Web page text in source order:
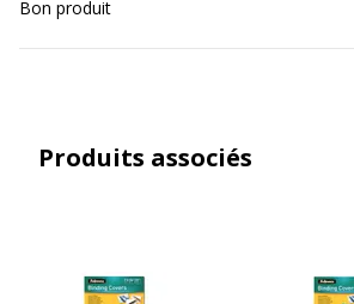
Bon produit
Produits associés